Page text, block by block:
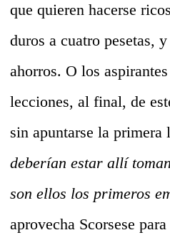
que quieren hacerse
duros a cuatro pesetas,
ahorros. O los
lecciones, al final, de
sin apuntarse la primera
deberían estar allí
son ellos los primeros
aprovecha Scorsese